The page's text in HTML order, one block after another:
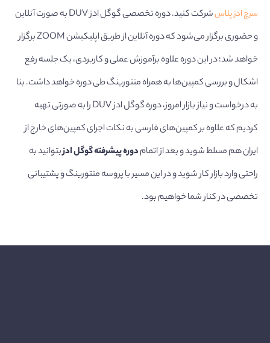
سرچ ادز پلاس
شرکت کنید‌. دوره تخصصی گوگل ادز DUV به صورت آنلاین
و حضوری برگزار می‌شود که دوره آنلاین از طریق اپلیکیشن ZOOM برگزار
خواهد شد؛ در این دوره علاوه برآموزش عملی و کاربردی، یک جلسه رفع
اشکال و بررسی کمپین‌ها به همراه منتورینگ طی دوره خواهد داشت. بنا
به درخواست و نیاز بازار امروز، دوره گوگل ادز DUV را به صورتی تهیه
کردیم که علاوه بر کمپین‌های فارسی به نکات اجرای کمپین‌های خارج از
ایران هم مسلط شوید و بعد از اتمامدوره پیشرفته گوگل ادزبتوانید به
راحتی وارد بازار کار شوید و در این مسیر با پروسه منتورینگ و پشتیبانی
تخصصی در کنار شما خواهیم بود.